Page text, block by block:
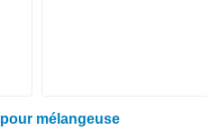
mélangeuse